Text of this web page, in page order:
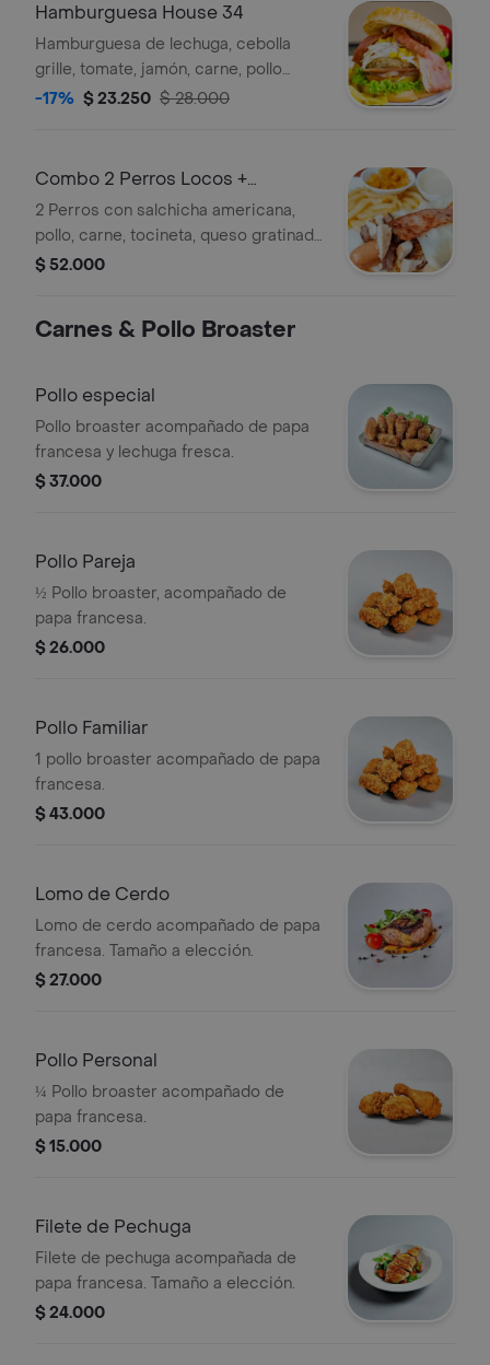
Hamburguesa House 34
Hamburguesa de lechuga, cebolla
grille, tomate, jamón, carne, pollo
desmechado, salchicha americana,
-17% $ 23.250 $ 28.000
Combo 2 Perros Locos +
Gaseosa 1 l
2 Perros con salchicha americana,
pollo, carne, tocineta, queso gratinado
y papa. acompañados de gasaeosa 1 l.
$ 52.000
Carnes & Pollo Broaster
Pollo especial
Pollo broaster acompañado de papa
francesa y lechuga fresca.
$ 37.000
Pollo Pareja
½ Pollo broaster, acompañado de
papa francesa.
$ 26.000
Pollo Familiar
1 pollo broaster acompañado de papa
francesa.
$ 43.000
Lomo de Cerdo
Lomo de cerdo acompañado de papa
francesa. Tamaño a elección.
$ 27.000
Pollo Personal
¼ Pollo broaster acompañado de
papa francesa.
$ 15.000
Filete de Pechuga
Filete de pechuga acompañada de
papa francesa. Tamaño a elección.
$ 24.000